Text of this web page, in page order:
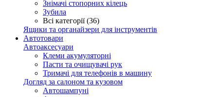
Знімачі стопорних кілець
Зубила
Всі категорії (36)
Ящики та органайзери для інструментів
Автотовари
Автоаксесуари
Клеми акумуляторні
Пасти та очищувачі рук
Тримачі для телефонів в машину
Догляд за салоном та кузовом
Автошампуні